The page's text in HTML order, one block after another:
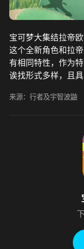
宝可梦大集结拉帝
这个全新角色和拉
有相同特性，作为
诶找形式多样，且
来源：行者及宇智波鼬